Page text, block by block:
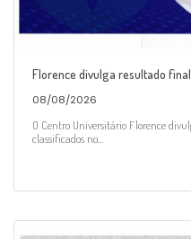
Florence divulga resultado
08/08/2026
O Centro Universitário Florence
classificados no...